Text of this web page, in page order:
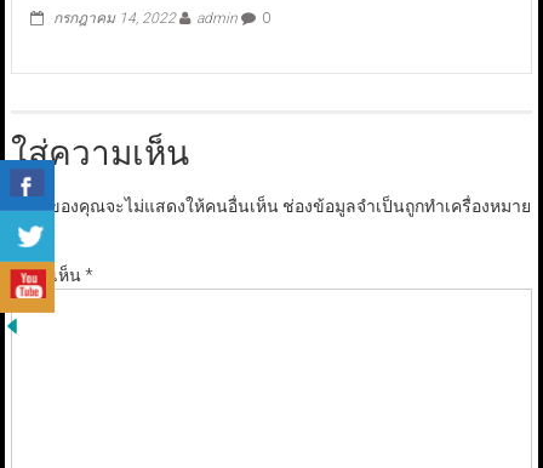
กรกฎาคม 14, 2022 admin 0
ใส่ความเห็น
อีเมลของคุณจะไม่แสดงให้คนอื่นเห็น ช่องข้อมูลจำเป็นถูกทำเครื่องหมาย
*
ความเห็น*